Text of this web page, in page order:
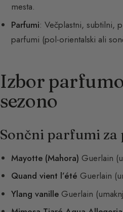
mesta.
Parfumi: Večplastni, subtilni,
parfumi (pol-orientalski ali
Izbor
sezono
Sončni parfumi za
Mayotte (Mahora) Guerlain
Quand vient l’été Guerlain
Ylang vanille Guerlain